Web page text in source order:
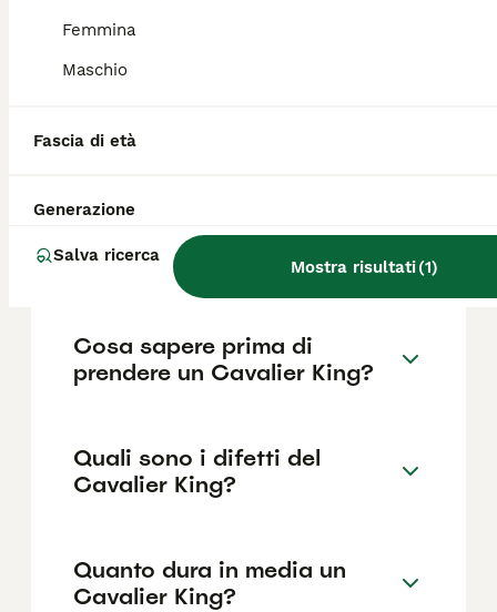
Femmina
Maschio
Fascia di età
Generazione
Salva ricerca
Mostra risultati(1)
FAQ
Cavalier King Charles?
di razza pura in Italia è di circa 571€ ,anche
se i prezzi possono variare in base a fattori
come il pedigree, la reputazione
dell'allevatore e la posizione.
Cosa sapere prima di
prendere un Cavalier King?
Quali sono i difetti del
Cavalier King?
Quanto dura in media un
Cavalier King?